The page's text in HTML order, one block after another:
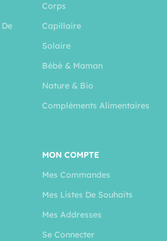
Corps
Capillaire
Solaire
Bébé & Maman
Nature & Bio
Compléments Alimentaires
MON COMPTE
Mes Commandes
Mes Listes De Souhaits
Mes Addresses
Se Connecter